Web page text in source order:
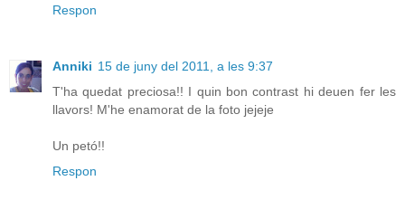
Respon
Anniki 15 de juny del 2011, a les 9:37
T'ha quedat preciosa!! I quin bon contrast hi deuen fer les
llavors! M'he enamorat de la foto jejeje
Un petó!!
Respon